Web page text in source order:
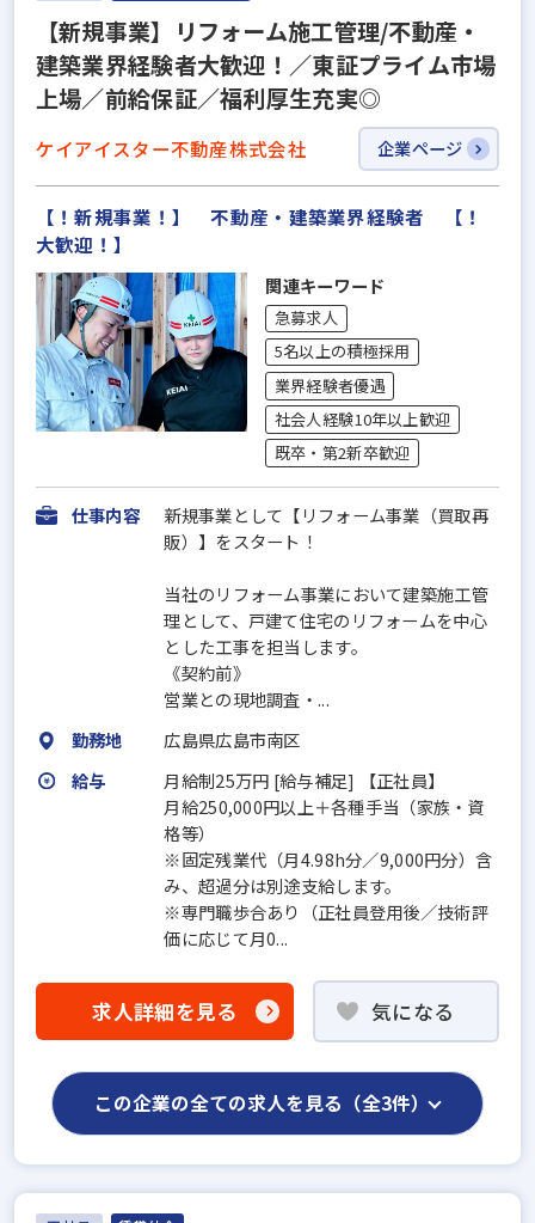
【新規事業】リフォーム施工管理/不動産・
建築業界経験者大歓迎！／東証プライム市場
上場／前給保証／福利厚生充実◎
ケイアイスター不動産株式会社 企業ページ
【！新規事業！】 不動産・建築業界経験者 【！
大歓迎！】
関連キーワード
急募求人
5名以上の積極採用
業界経験者優遇
社会人経験10年以上歓迎
既卒・第2新卒歓迎
仕事内容
新規事業として【リフォーム事業（買取再
販）】をスタート！
当社のリフォーム事業において建築施工管
理として、戸建て住宅のリフォームを中心
とした工事を担当します。
《契約前》
営業との現地調査・...
勤務地
広島県広島市南区
給与
月給制25万円 [給与補足] 【正社員】
月給250,000円以上＋各種手当（家族・資
格等）
※固定残業代（月4.98h分／9,000円分）含
み、超過分は別途支給します。
※専門職歩合あり（正社員登用後／技術評
価に応じて月0...
求人詳細を見る 気になる
この企業の全ての求人を見る（全3件）